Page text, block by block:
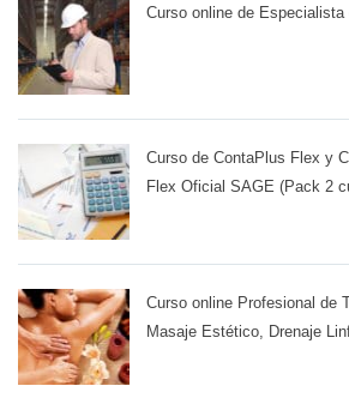
Curso online de
Curso de ContaPlus Flex y
Flex Oficial SAGE (Pack 2
Curso online Profesional de
Masaje Estético, Drenaje